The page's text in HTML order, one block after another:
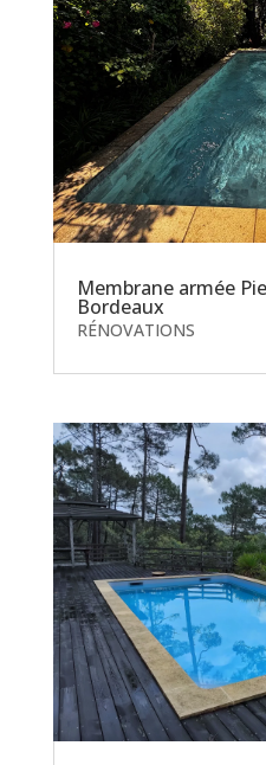
Membrane armée
Bordeaux
RÉNOVATIONS